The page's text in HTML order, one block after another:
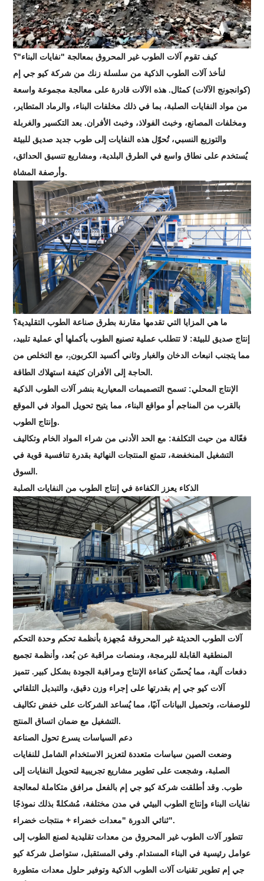
كيف تقوم آلات الطوب غير المحروق بمعالجة "نفايات البناء"؟
لنأخذ آلات الطوب الذكية من سلسلة زنك من شركة كيو جي إم
(كوانجونج الآلات) كمثال. هذه الآلات قادرة على معالجة مجموعة واسعة
من مواد النفايات الصلبة، بما في ذلك مخلفات البناء، والرماد المتطاير،
ومخلفات المصانع، وخبث الفولاذ، وخبث الأفران. بعد التكسير والغربلة
والتوزيع النسبي، تُحوّل هذه النفايات إلى طوب جديد صديق للبيئة
يُستخدم على نطاق واسع في الطرق البلدية، ومشاريع تنسيق الحدائق،
وأرصفة المشاة.
ما هي المزايا التي تقدمها مقارنة بطرق صناعة الطوب التقليدية؟
إنتاج صديق للبيئة: لا تتطلب عملية تصنيع الطوب بأكملها أي عملية تلبيد،
مما يتجنب انبعاث الدخان والغبار وثاني أكسيد الكربون₂، مع التخلص من
الحاجة إلى الأفران كثيفة استهلاك الطاقة.
الإنتاج المحلي: تسمح التصميمات المعيارية بنشر آلات الطوب الذكية
بالقرب من المناجم أو مواقع البناء، مما يتيح تحويل المواد في الموقع
وإنتاج الطوب.
فعّالة من حيث التكلفة: مع الحد الأدنى من شراء المواد الخام وتكاليف
التشغيل المنخفضة، تتمتع المنتجات النهائية بقدرة تنافسية قوية في
السوق.
الذكاء يعزز الكفاءة في إنتاج الطوب من النفايات الصلبة
آلات الطوب الحديثة غير المحروقة مُجهزة بأنظمة تحكم وحدة التحكم
المنطقية القابلة للبرمجة، ومنصات مراقبة عن بُعد، وأنظمة تجميع
دفعات آلية، مما يُحسّن كفاءة الإنتاج ومراقبة الجودة بشكل كبير. تتميز
آلات كيو جي إم بقدرتها على إجراء وزن دقيق، والتبديل التلقائي
للوصفات، وتحميل البيانات آنيًا، مما يُساعد الشركات على خفض تكاليف
التشغيل مع ضمان اتساق المنتج.
دعم السياسات يسرع تحول الصناعة
وضعت الصين سياسات متعددة لتعزيز الاستخدام الشامل للنفايات
الصلبة، وشجعت على تطوير مشاريع تجريبية لتحويل النفايات إلى
طوب. وقد أطلقت شركة كيو جي إم بالفعل مرافق متكاملة لمعالجة
نفايات البناء وإنتاج الطوب البيئي في مدن مختلفة، مُشكلةً بذلك نموذجًا
ثنائي الدورة "معدات خضراء + منتجات خضراء".
تتطور آلات الطوب غير المحروق من معدات تقليدية لصنع الطوب إلى
عوامل رئيسية في البناء المستدام. وفي المستقبل، ستواصل شركة كيو
جي إم تطوير تقنيات آلات الطوب الذكية وتوفير حلول معدات متطورة